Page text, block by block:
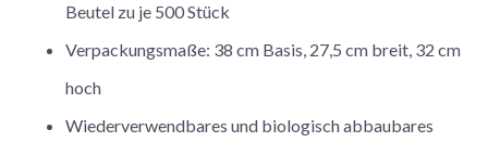
Beutel zu je 500 Stück
Verpackungsmaße: 38 cm Basis, 27,5 cm breit, 32 cm
hoch
Wiederverwendbares und biologisch abbaubares